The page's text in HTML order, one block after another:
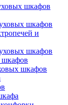
шкафов
шкафов
и
шкафов
шкафов
шкафов